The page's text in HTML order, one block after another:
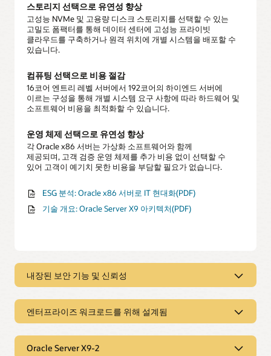
스토리지 선택으로 유연성 향상
고성능 NVMe 및 고용량 디스크 스토리지를 선택할 수 있는
고밀도 폼팩터를 통해 데이터 센터에 고성능 프라이빗
클라우드를 구축하거나 원격 위치에 개별 시스템을 배포할 수
있습니다.
컴퓨팅 선택으로 비용 절감
16코어 엔트리 레벨 서버에서 192코어의 하이엔드 서버에
이르는 구성을 통해 개별 시스템 요구 사항에 따라 하드웨어 및
소프트웨어 비용을 최적화할 수 있습니다.
운영 체제 선택으로 유연성 향상
각 Oracle x86 서버는 가상화 소프트웨어와 함께
제공되며, 고객 검증 운영 체제를 추가 비용 없이 선택할 수
있어 고객이 예기치 못한 비용을 부담할 필요가 없습니다.
ESG 분석: Oracle x86 서버로 IT 현대화(PDF)
기술 개요: Oracle Server X9 아키텍처(PDF)
내장된 보안 기능 및 신뢰성
내장된 보안 기능으로 보호 강화
향상된 펌웨어 이미지 서명 및 보안 검증 부팅을 포함한 기본
내장된 하드웨어 및 펌웨어 보안 기능을 통해 고객이 클라우드
테넌트를 보호하고 데이터 무결성을 높일 수 있도록
엔터프라이즈 워크로드를 위해 설계됨
완벽한 솔루션으로 TCO 절감
Oracle Server X9-2